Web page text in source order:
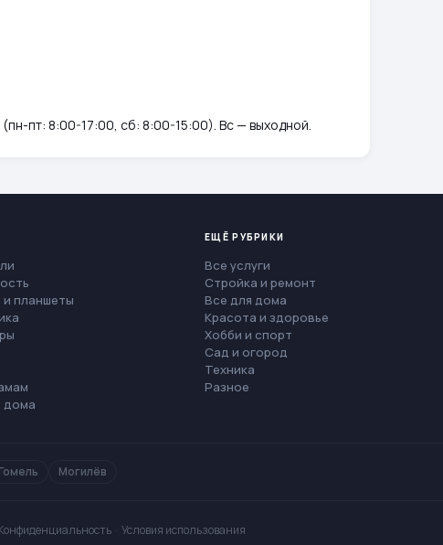
пт: 8:00-17:00, сб: 8:00-15:00). Вс — выходной.
планшеты
дома
ЕЩЁ РУБРИКИ
Все услуги
Стройка и ремонт
Все для дома
Красота и здоровье
Хобби и спорт
Сад и огород
Техника
Разное
Гомель Могилёв
· Условия использования